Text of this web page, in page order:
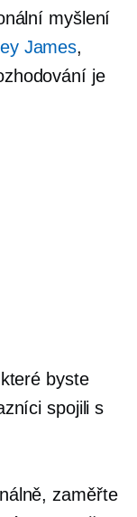
myšlení
James,
je
byste
spojili s
zaměřte